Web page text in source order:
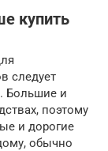
купить
следует
Большие и
поэтому
и дорогие
обычно